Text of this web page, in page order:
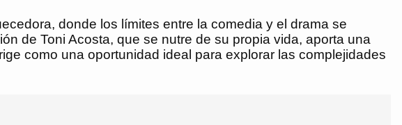
donde los límites entre la comedia y el drama se
de Toni Acosta, que se nutre de su propia vida, aporta una
como una oportunidad ideal para explorar las complejidades